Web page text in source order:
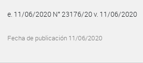
e. 11/06/2020 N° 23176/20 v. 11/06/2020
Fecha de publicación 11/06/2020